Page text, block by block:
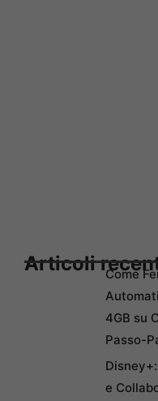
Articoli
Come
4GB su
Passo-
e